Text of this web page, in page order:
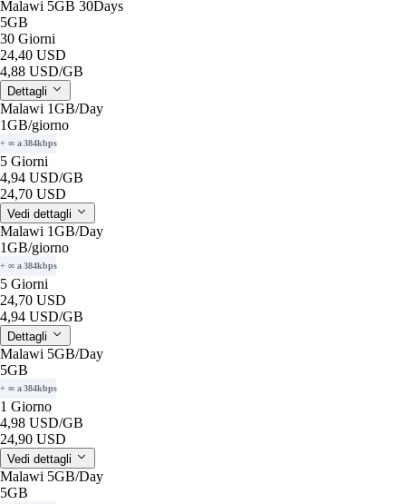
Malawi 5GB 30Days
5GB
30 Giorni
24,40 USD
4,88 USD/GB
Dettagli
Malawi 1GB/Day
1GB/giorno
+ ∞ a 384kbps
5 Giorni
4,94 USD/GB
24,70 USD
Vedi dettagli
Malawi 1GB/Day
1GB/giorno
+ ∞ a 384kbps
5 Giorni
24,70 USD
4,94 USD/GB
Dettagli
Malawi 5GB/Day
5GB
+ ∞ a 384kbps
1 Giorno
4,98 USD/GB
24,90 USD
Vedi dettagli
Malawi 5GB/Day
5GB